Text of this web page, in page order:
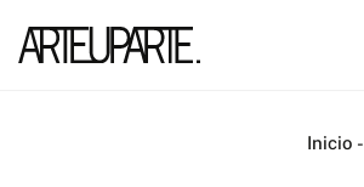
Inicio -